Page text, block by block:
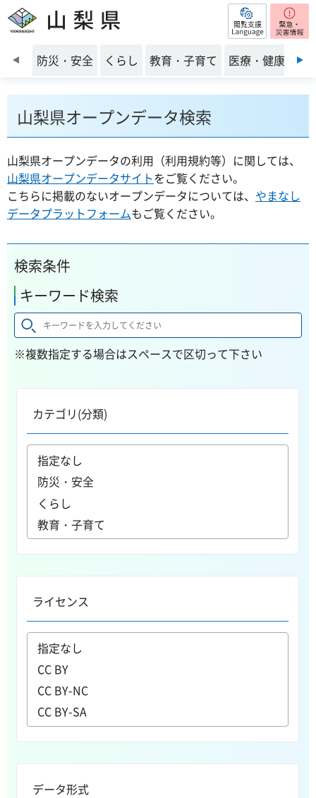
山梨県 閲覧支援
前のスライドを表示
防災・安全 くらし 教育・子育て 医療・健康・福
山梨県オープンデータ検索
山梨県オープンデータの利用（利用規約等）に関しては、
山梨県オープンデータサイトをご覧ください。
こちらに掲載のないオープンデータについては、 やまなし
データプラットフォームもご覧ください。
検索条件
キーワード検索
※複数指定する場合はスペースで区切って下さい
カテゴリ(分類)
ライセンス
データ形式